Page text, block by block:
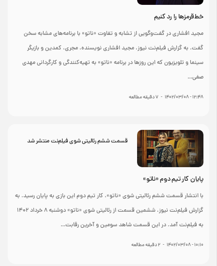
خط‌قرمزها را رد کنیم
مجید افشاری در گفت‌وگویی از تشابه و تفاوت «ناتو» با برنامه‌های مشابه سخن
گفت. به گزارش فیلم‌نت نیوز، مجید افشاری نویسنده، مجری، کمدین و بازیگر
سینما و تلویزیون که این روزها در برنامه «ناتو» به تهیه‌کنندگی و کارگردانی مهدی
صفی…
۱۲:۴۸ - ۱۴۰۲/۰۳/۰۸ -
7دقیقه مطالعه
قسمت ششم رئالیتی شوی فیلم‌نت منتشر شد
پایان کار تیم دوم «ناتو»
با انتشار قسمت ششم رئالیتی شوی «ناتو»، کار تیم دوم این بازی به پایان رسید. به
گزارش فیلم‌نت نیوز، ششمین قسمت از رئالیتی شوی «ناتو» دوشنبه ۸ خرداد ۱۴۰۲
به فیلم‌نت آمد. در این قسمت شاهد سومین و آخرین رقابت…
۱۰:۱۰ - ۱۴۰۲/۰۳/۰۸ -
2دقیقه مطالعه